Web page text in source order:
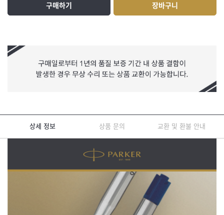
구매하기 장바구니
상세 정보 상품 문의 교환 및 환불 안내